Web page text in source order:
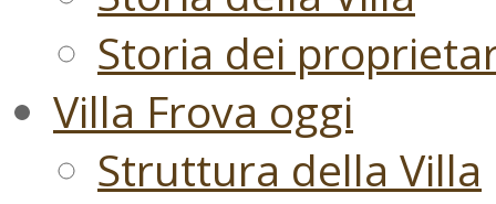
Storia dei
Villa Frova oggi
Struttura della Villa